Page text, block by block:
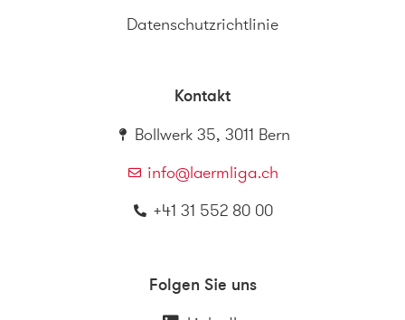
Datenschutzrichtlinie
Kontakt
Bollwerk 35, 3011 Bern
info@laermliga.ch
+41 31 552 80 00
Folgen Sie uns